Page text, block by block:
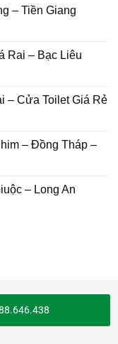
– Tiền Giang
Rai – Bạc Liêu
– Cửa Toilet Giá Rẻ
– Đồng Tháp –
– Long An